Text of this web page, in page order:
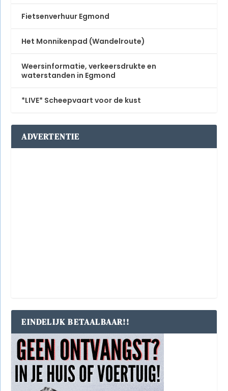
Fietsenverhuur Egmond
Het Monnikenpad (Wandelroute)
Weersinformatie, verkeersdrukte en
waterstanden in Egmond
*LIVE* Scheepvaart voor de kust
ADVERTENTIE
EINDELIJK BETAALBAAR!!